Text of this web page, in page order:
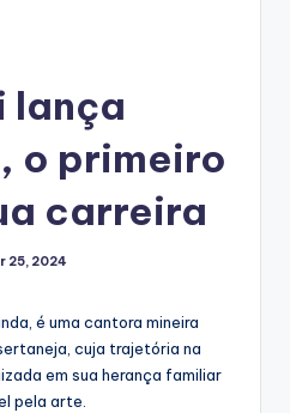
lança
o primeiro
carreira
25, 2024
é uma cantora mineira
cuja trajetória na
em sua herança familiar
pela arte.